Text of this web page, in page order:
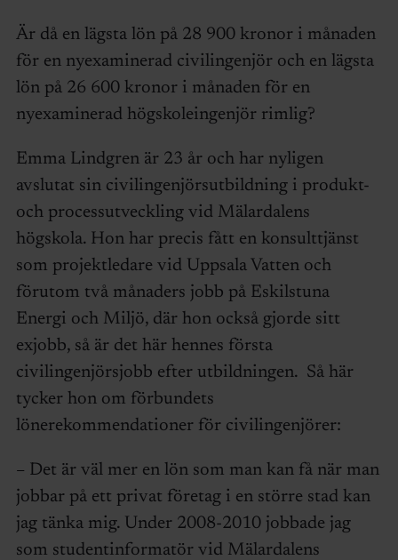
Är då en lägsta lön på 28 900 kronor i månaden
för en nyexaminerad civilingenjör och en lägsta
lön på 26 600 kronor i månaden för en
nyexaminerad högskoleingenjör rimlig?
Emma Lindgren är 23 år och har nyligen
avslutat sin civilingenjörsutbildning i produkt-
och processutveckling vid Mälardalens
högskola. Hon har precis fått en konsulttjänst
som projektledare vid Uppsala Vatten och
förutom två månaders jobb på Eskilstuna
Energi och Miljö, där hon också gjorde sitt
exjobb, så är det här hennes första
civilingenjörsjobb efter utbildningen. Så här
tycker hon om förbundets
lönerekommendationer för civilingenjörer:
– Det är väl mer en lön som man kan få när man
jobbar på ett privat företag i en större stad kan
jag tänka mig. Under 2008-2010 jobbade jag
som studentinformatör vid Mälardalens